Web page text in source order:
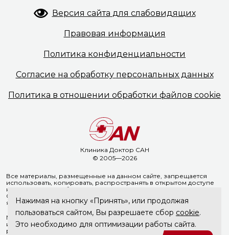
Клиника Доктор САН
© 2005—2026
Версия сайта для слабовидящих
Правовая информация
Политика конфиденциальности
Согласие на обработку персональных данных
Политика в отношении обработки файлов cookie
Все материалы, размещенные на данном сайте, запрещается
использовать, копировать, распространять в открытом доступе
на иных ресурсах без предварительного письменного согласия
ООО «Доктор Сан». Указание ссылки на источник информации
является обязательным.
Материалы, размещенные на данной странице, носят
информационный характер и не являются медицинскими
рекомендациями. ООО «Доктор Сан» не несёт ответственности
Нажимая на кнопку «Принять», или продолжая
пользоваться сайтом, Вы разрешаете сбор cookie.
Это необходимо для оптимизации работы сайта.